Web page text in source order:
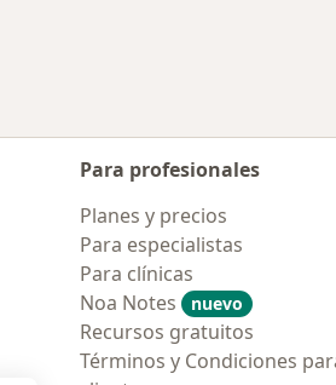
Para profesionales
Planes y precios
Para especialistas
Para clínicas
Noa Notes
nuevo
Recursos gratuitos
Términos y Condiciones